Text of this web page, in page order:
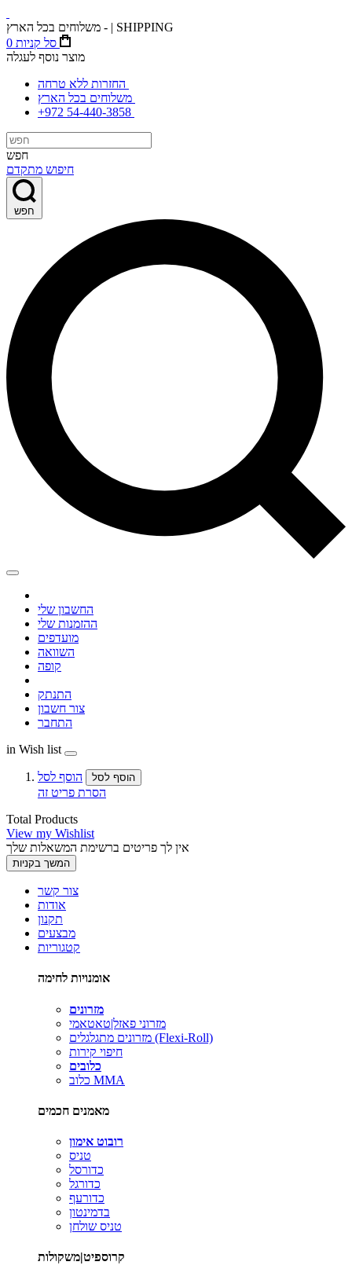
משלוחים בכל הארץ - | SHIPPING
0 סל קניות
מוצר נוסף לעגלה
+972 54-440-3858
חפש
חיפוש מתקדם
חפש
החשבון שלי
ההזמנות שלי
מועדפים
השוואה
קופה
התנתק
צור חשבון
התחבר
in Wish list
הוסף לסל הוסף לסל
הסרת פריט זה
Total Products
View my Wishlist
אין לך פריטים ברשימת המשאלות שלך
המשך בקניות
צור קשר
אודות
תקנון
מבצעים
קטגוריות
אומנויות לחימה
מזרונים
מזרוני פאזל|טאטאמי
מזרונים מתגלגלים (Flexi-Roll)
חיפוי קירות
כלובים
כלוב MMA
מאמנים חכמים
רובוט אימון
טניס
כדורסל
כדורגל
כדורעף
בדמינטון
טניס שולחן
קרוספיט|משקולות